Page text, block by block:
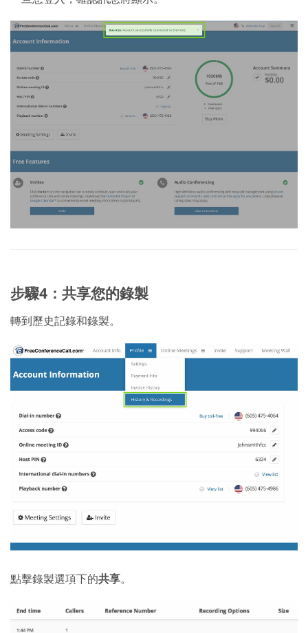
步驟4：共享您的錄製
轉到歷史記錄和錄製。
點擊錄製選項下的共享。